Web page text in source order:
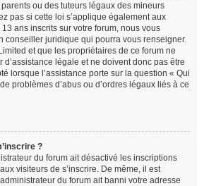
ou des tuteurs légaux des mineurs
pas si cette loi s’applique également aux
ans inscrits sur votre forum, nous vous
conseiller juridique qui pourra vous renseigner.
et que les propriétaires de ce forum ne
légale et ne doivent donc pas être
lorsque l’assistance porte sur la question « Qui
problèmes d’abus ou d’ordres légaux liés à ce
?
du forum ait désactivé les inscriptions
visiteurs de s’inscrire. De même, il est
du forum ait banni votre adresse